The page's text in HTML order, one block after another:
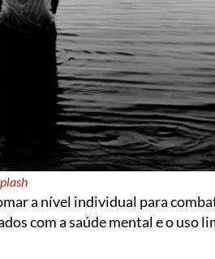
a nível individual para
com a saúde mental e o uso